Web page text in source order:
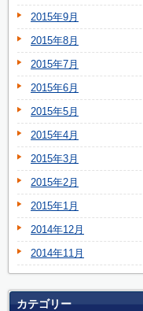
2015年9月
2015年8月
2015年7月
2015年6月
2015年5月
2015年4月
2015年3月
2015年2月
2015年1月
2014年12月
2014年11月
カテゴリー